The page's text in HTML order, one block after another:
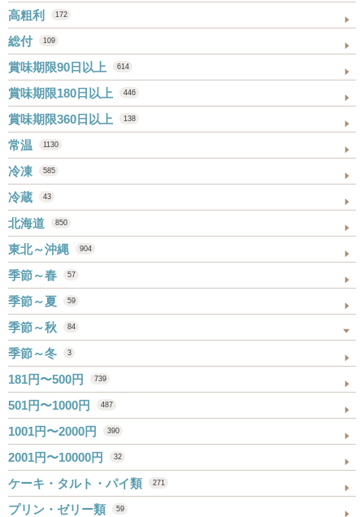
高粗利 172
総付 109
賞味期限90日以上 614
賞味期限180日以上 446
賞味期限360日以上 138
常温 1130
冷凍 585
冷蔵 43
北海道 850
東北～沖縄 904
季節～春 57
季節～夏 59
季節～秋 84
季節～冬 3
181円〜500円 739
501円〜1000円 487
1001円〜2000円 390
2001円〜10000円 32
ケーキ・タルト・パイ類 271
プリン・ゼリー類 59